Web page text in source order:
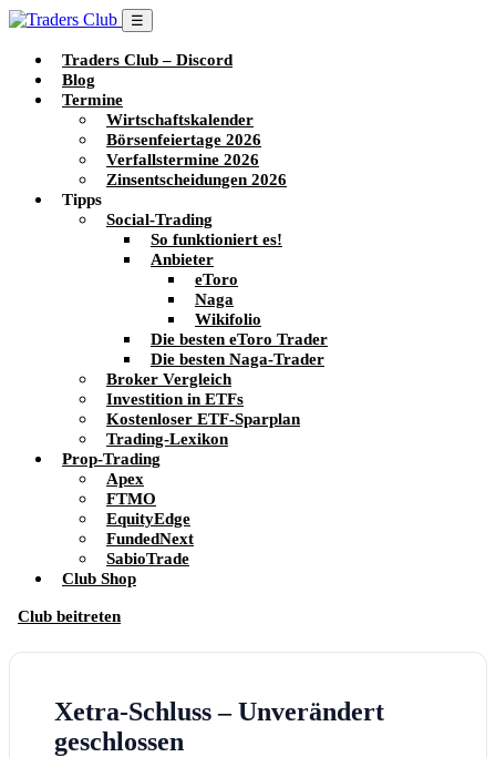
☰
Traders Club – Discord
Blog
Termine
Wirtschaftskalender
Börsenfeiertage 2026
Verfallstermine 2026
Zinsentscheidungen 2026
Tipps
Social-Trading
So funktioniert es!
Anbieter
eToro
Naga
Wikifolio
Die besten eToro Trader
Die besten Naga-Trader
Broker Vergleich
Investition in ETFs
Kostenloser ETF-Sparplan
Trading-Lexikon
Prop-Trading
Apex
FTMO
EquityEdge
FundedNext
SabioTrade
Club Shop
Club beitreten
Xetra-Schluss – Unverändert
geschlossen